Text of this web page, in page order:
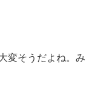
変そうだよね。み